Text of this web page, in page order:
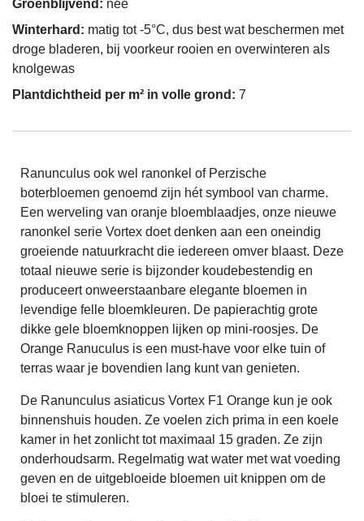
Groenblijvend: nee
Winterhard: matig tot -5°C, dus best wat beschermen met
droge bladeren, bij voorkeur rooien en overwinteren als
knolgewas
Plantdichtheid per m² in volle grond: 7
Ranunculus ook wel ranonkel of Perzische
boterbloemen genoemd zijn hét symbool van charme.
Een werveling van oranje bloemblaadjes, onze nieuwe
ranonkel serie Vortex doet denken aan een oneindig
groeiende natuurkracht die iedereen omver blaast. Deze
totaal nieuwe serie is bijzonder koudebestendig en
produceert onweerstaanbare elegante bloemen in
levendige felle bloemkleuren. De papierachtig grote
dikke gele bloemknoppen lijken op mini-roosjes. De
Orange Ranuculus is een must-have voor elke tuin of
terras waar je bovendien lang kunt van genieten.
De Ranunculus asiaticus Vortex F1 Orange kun je ook
binnenshuis houden. Ze voelen zich prima in een koele
kamer in het zonlicht tot maximaal 15 graden. Ze zijn
onderhoudsarm. Regelmatig wat water met wat voeding
geven en de uitgebloeide bloemen uit knippen om de
bloei te stimuleren.